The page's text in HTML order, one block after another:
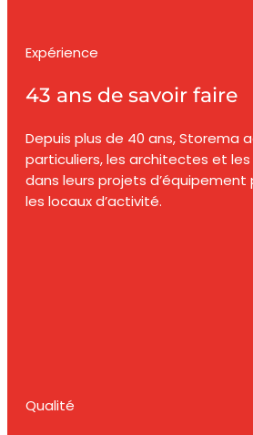
Expérience
43 ans de savoir faire
Depuis plus de 40 ans, Storema
particuliers, les architectes et
dans leurs projets d’équipement
les locaux d’activité.
Qualité